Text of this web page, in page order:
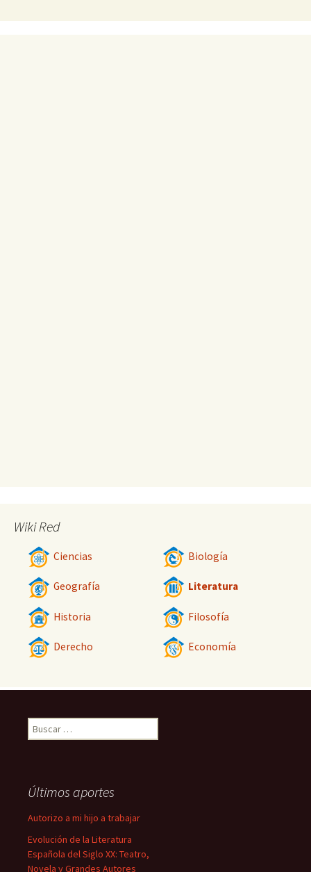
Wiki Red
Ciencias Biología
Geografía Literatura
Historia Filosofía
Derecho Economía
Buscar:
Últimos aportes
Autorizo a mi hijo a trabajar
Evolución de la Literatura
Española del Siglo XX: Teatro,
Novela y Grandes Autores